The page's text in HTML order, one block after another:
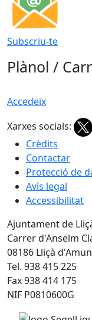
Subscriu-te
Plànol /
Accedeix
Xarxes socials:
Crèdits
Contactar
Protecció de
Avís legal
Accessibilitat
Ajuntament de
Carrer d'Anselm
08186 Lliçà
Tel. 938 415 225
Fax 938 414 175
NIF P0810600G